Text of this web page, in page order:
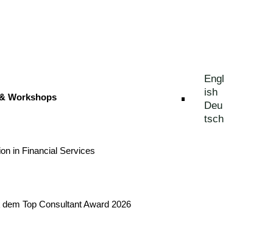
Workshops
in Financial Services
Top Consultant Award 2026
Engl
ish
Deu
tsch